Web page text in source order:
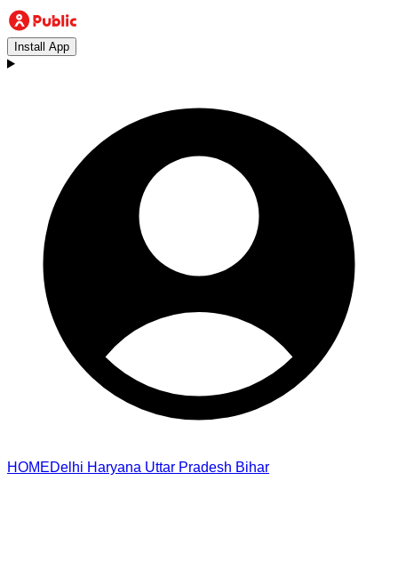
Install App
HOMEDelhi Haryana Uttar Pradesh Bihar